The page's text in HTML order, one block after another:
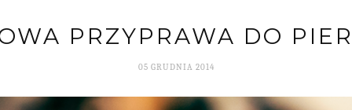
PRZYPRAWA DO
05 GRUDNIA 2014